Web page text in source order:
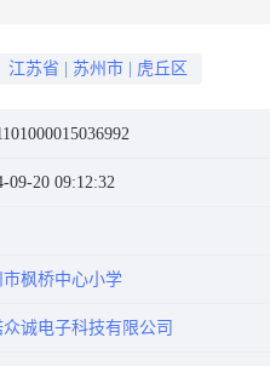
江苏省 苏州市 虎丘区
09-20 09:12:32
市枫桥中心小学
众诚电子科技有限公司